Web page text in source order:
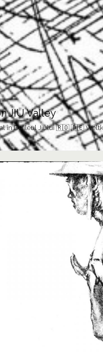
JIU Valley
în Defileul Jiului 🇷🇴 🇩🇪